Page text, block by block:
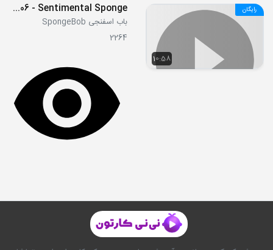
10:58
رایگان S08E06 - Sentimental Sponge
باب اسفنجی SpongeBob
2264